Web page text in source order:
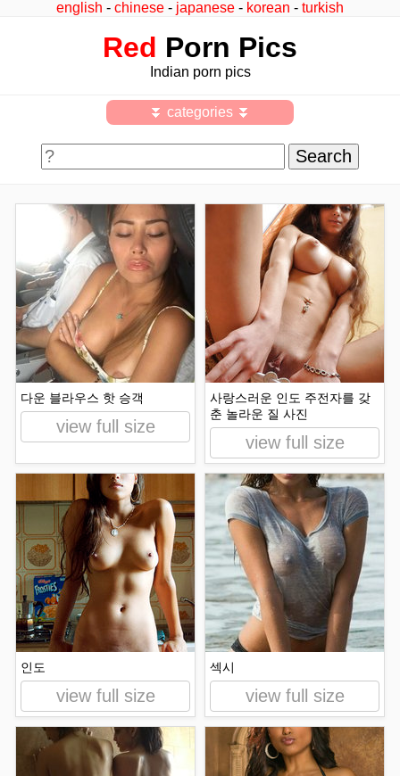
english - chinese - japanese - korean - turkish
Red Porn Pics
Indian porn pics
⏬ categories ⏬
다운 블라우스 핫 승객
view full size
사랑스러운 인도 주전자를 갖
춘 놀라운 질 사진
view full size
인도
view full size
섹시
view full size